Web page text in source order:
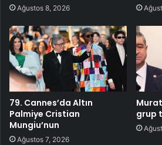
Ağustos 8, 2026
79. Cannes’da Altın
Palmiye Cristian
Mungiu’nun
Ağustos 7, 2026
grup